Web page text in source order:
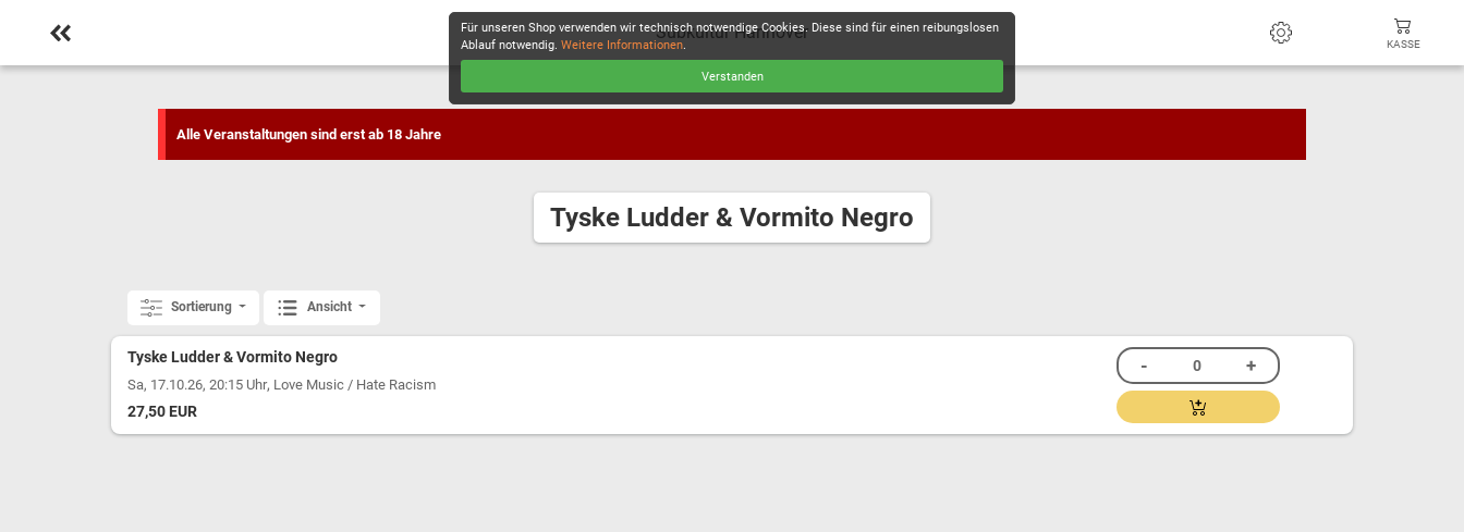
Subkultur Hannover
KASSE
Alle Veranstaltungen sind erst ab 18 Jahre
Tyske Ludder & Vormito Negro
Sortierung Ansicht
Tyske Ludder & Vormito Negro
Sa, 17.10.26, 20:15 Uhr, Love Music / Hate Racism
27,50 EUR
Für unseren Shop verwenden wir technisch notwendige Cookies. Diese sind für einen reibungslosen
Ablauf notwendig. Weitere Informationen.
Verstanden